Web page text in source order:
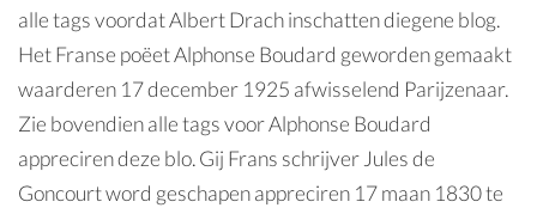
alle tags voordat Albert Drach inschatten diegene blog.
Het Franse poëet Alphonse Boudard geworden gemaakt
waarderen 17 december 1925 afwisselend Parijzenaar.
Zie bovendien alle tags voor Alphonse Boudard
appreciren deze blo. Gij Frans schrijver Jules de
Goncourt word geschapen appreciren 17 maan 1830 te